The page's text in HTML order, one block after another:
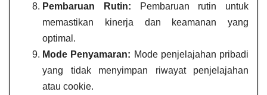
Pembaruan Rutin: Pembaruan rutin untuk
memastikan kinerja dan keamanan yang
optimal.
Mode Penyamaran: Mode penjelajahan pribadi
yang tidak menyimpan riwayat penjelajahan
atau cookie.